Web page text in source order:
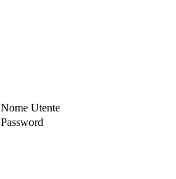
Nome Utente
Password